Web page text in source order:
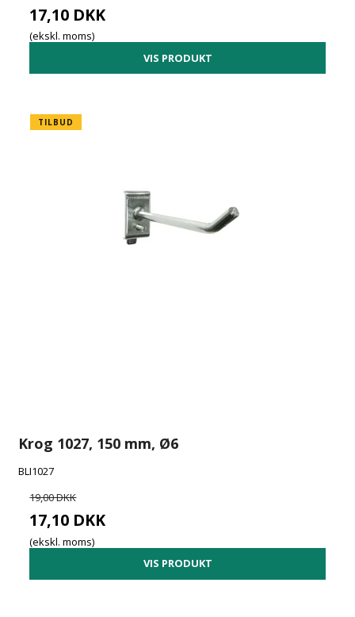
17,10 DKK
(ekskl. moms)
VIS PRODUKT
TILBUD
Krog 1027, 150 mm, Ø6
BLI1027
19,00 DKK
17,10 DKK
(ekskl. moms)
VIS PRODUKT